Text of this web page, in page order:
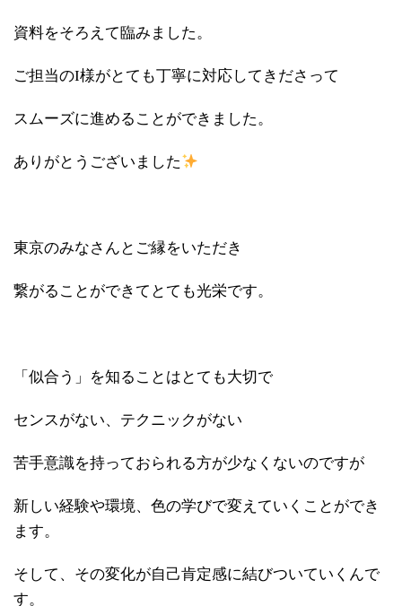
資料をそろえて臨みました。
ご担当のI様がとても丁寧に対応してきださって
スムーズに進めることができました。
ありがとうございました
東京のみなさんとご縁をいただき
繋がることができてとても光栄です。
「似合う」を知ることはとても大切で
センスがない、テクニックがない
苦手意識を持っておられる方が少なくないのですが
新しい経験や環境、色の学びで変えていくことができ
ます。
そして、その変化が自己肯定感に結びついていくんで
す。